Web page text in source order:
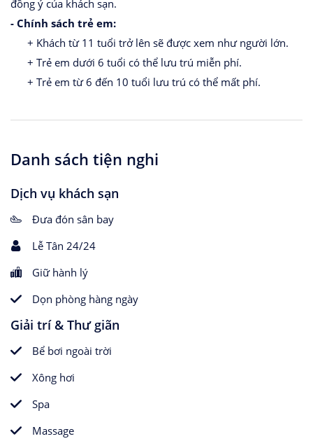
đồng ý của khách sạn.
- Chính sách trẻ em:
+ Khách từ 11 tuổi trở lên sẽ được xem như người lớn.
+ Trẻ em dưới 6 tuổi có thể lưu trú miễn phí.
+ Trẻ em từ 6 đến 10 tuổi lưu trú có thể mất phí.
Danh sách tiện nghi
Dịch vụ khách sạn
Đưa đón sân bay
Lễ Tân 24/24
Giữ hành lý
Dọn phòng hàng ngày
Giải trí & Thư giãn
Bể bơi ngoài trời
Xông hơi
Spa
Massage